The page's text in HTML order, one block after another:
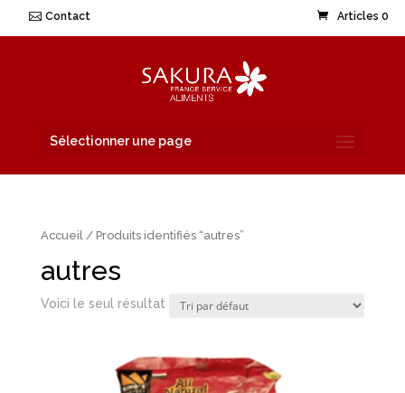
Contact Articles 0
Sélectionner une page
Accueil/ Produits identifiés “autres”
autres
Voici le seul résultat